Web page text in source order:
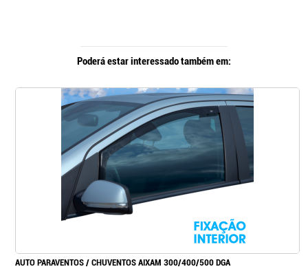
Poderá estar interessado também em:
AUTO PARAVENTOS / CHUVENTOS AIXAM 300/400/500 DGA